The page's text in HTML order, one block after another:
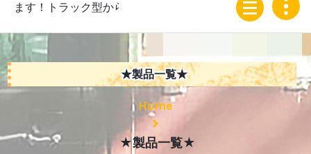
からバンまで移動販売車のカスタマイズをお任せください
★製品一覧★
Home
★製品一覧★